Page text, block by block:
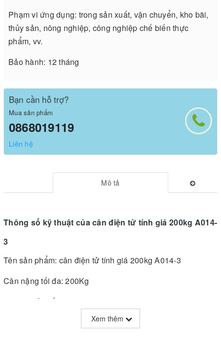
Phạm vi ứng dụng: trong sản xuất, vận chuyển, kho bãi,
thủy sản, nông nghiệp, công nghiệp chế biến thực
phẩm, vv.
Bảo hành: 12 tháng
Bạn cần hỗ trợ?
Mua sản phẩm
0868019119
Liên hệ
Mô tả
Thông số kỹ thuật của cân điện tử tính giá 200kg A014-
3
Tên sản phẩm: cân điện tử tính giá 200kg A014-3
Cân nặng tối đa: 200Kg
Giá trị nhảy số: 50g
Đơn vị đo lường: kilogram mặc định
Xem thêm